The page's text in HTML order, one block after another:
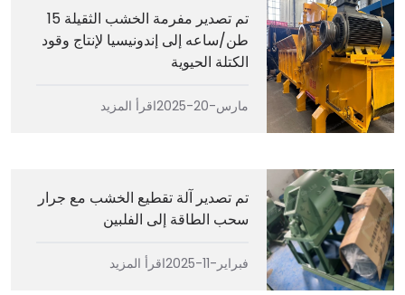
تم تصدير مفرمة الخشب الثقيلة 15
طن/ساعه إلى إندونيسيا لإنتاج وقود
الكتلة الحيوية
مارس-20-2025 اقرأ المزيد
تم تصدير آلة تقطيع الخشب مع جرار
سحب الطاقة إلى الفلبين
فبراير-11-2025 اقرأ المزيد